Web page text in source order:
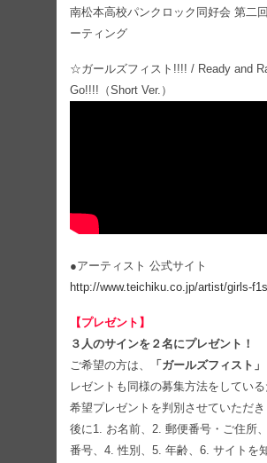
南松本高校パンクロック同好会 第二
ーティング
☆ガールズフィスト!!!! / Ready and
Go!!!!（Short Ver.）
●アーティスト 公式サイト
http://www.teichiku.co.jp/artist/girls-
【プレゼント】
３人のサインを２名にプレゼント！
ご希望の方は、
「ガールズフィスト」
レゼントも同様の募集方法をしてい
希望プレゼントを判別させていただ
後に1. お名前、2. 郵便番号・ご住所
番号、4. 性別、5. 年齢、6. サイトを